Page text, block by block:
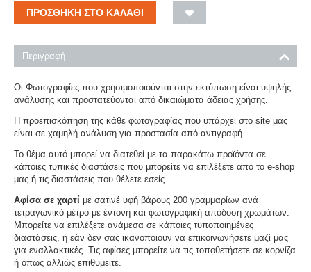
ΠΡΟΣΘΉΚΗ ΣΤΟ ΚΑΛΆΘΙ
Περιγραφή
Οι Φωτογραφίες που χρησιμοποιούνται στην εκτύπωση είναι υψηλής
ανάλυσης και προστατεύονται από δικαιώματα άδειας χρήσης.
Η προεπισκόπηση της κάθε φωτογραφίας που υπάρχει στο site μας
είναι σε χαμηλή ανάλυση για προστασία από αντιγραφή.
Το θέμα αυτό μπορεί να διατεθεί με τα παρακάτω προϊόντα σε
κάποιες τυπικές διαστάσεις που μπορείτε να επιλέξετε από το e-shop
μας ή τις διαστάσεις που θέλετε εσείς.
Αφίσα σε χαρτί με σατινέ υφή βάρους 200 γραμμαρίων ανά
τετραγωνικό μέτρο με έντονη και φωτογραφική απόδοση χρωμάτων.
Μπορείτε να επιλέξετε ανάμεσα σε κάποιες τυποποιημένες
διαστάσεις, ή εάν δεν σας ικανοποιούν να επικοινωνήσετε μαζί μας
για εναλλακτικές. Τις αφίσες μπορείτε να τις τοποθετήσετε σε κορνίζα
ή όπως αλλιώς επιθυμείτε.